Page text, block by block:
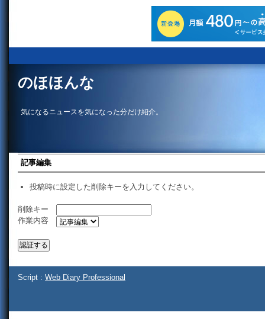
のほほんな
気になるニュースを気になった分だけ紹介。
記事編集
投稿時に設定した削除キーを入力してください。
削除キー
作業内容
Script : Web Diary Professional